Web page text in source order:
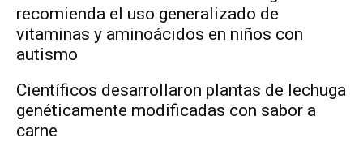
recomienda el uso generalizado de
vitaminas y aminoácidos en niños con
autismo
Científicos desarrollaron plantas de lechuga
genéticamente modificadas con sabor a
carne